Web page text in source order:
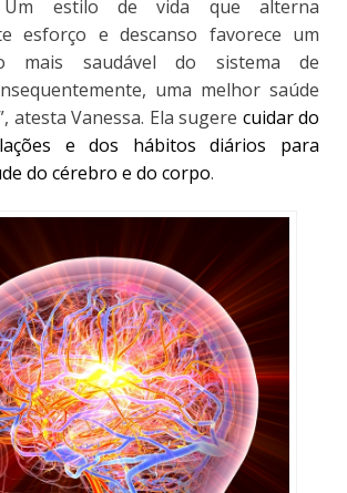
Um estilo de vida que alterna
esforço e descanso favorece um
mais saudável do sistema de
uma melhor saúde
atesta Vanessa. Ela sugere cuidar do
e dos hábitos diários para
do cérebro e do corpo.